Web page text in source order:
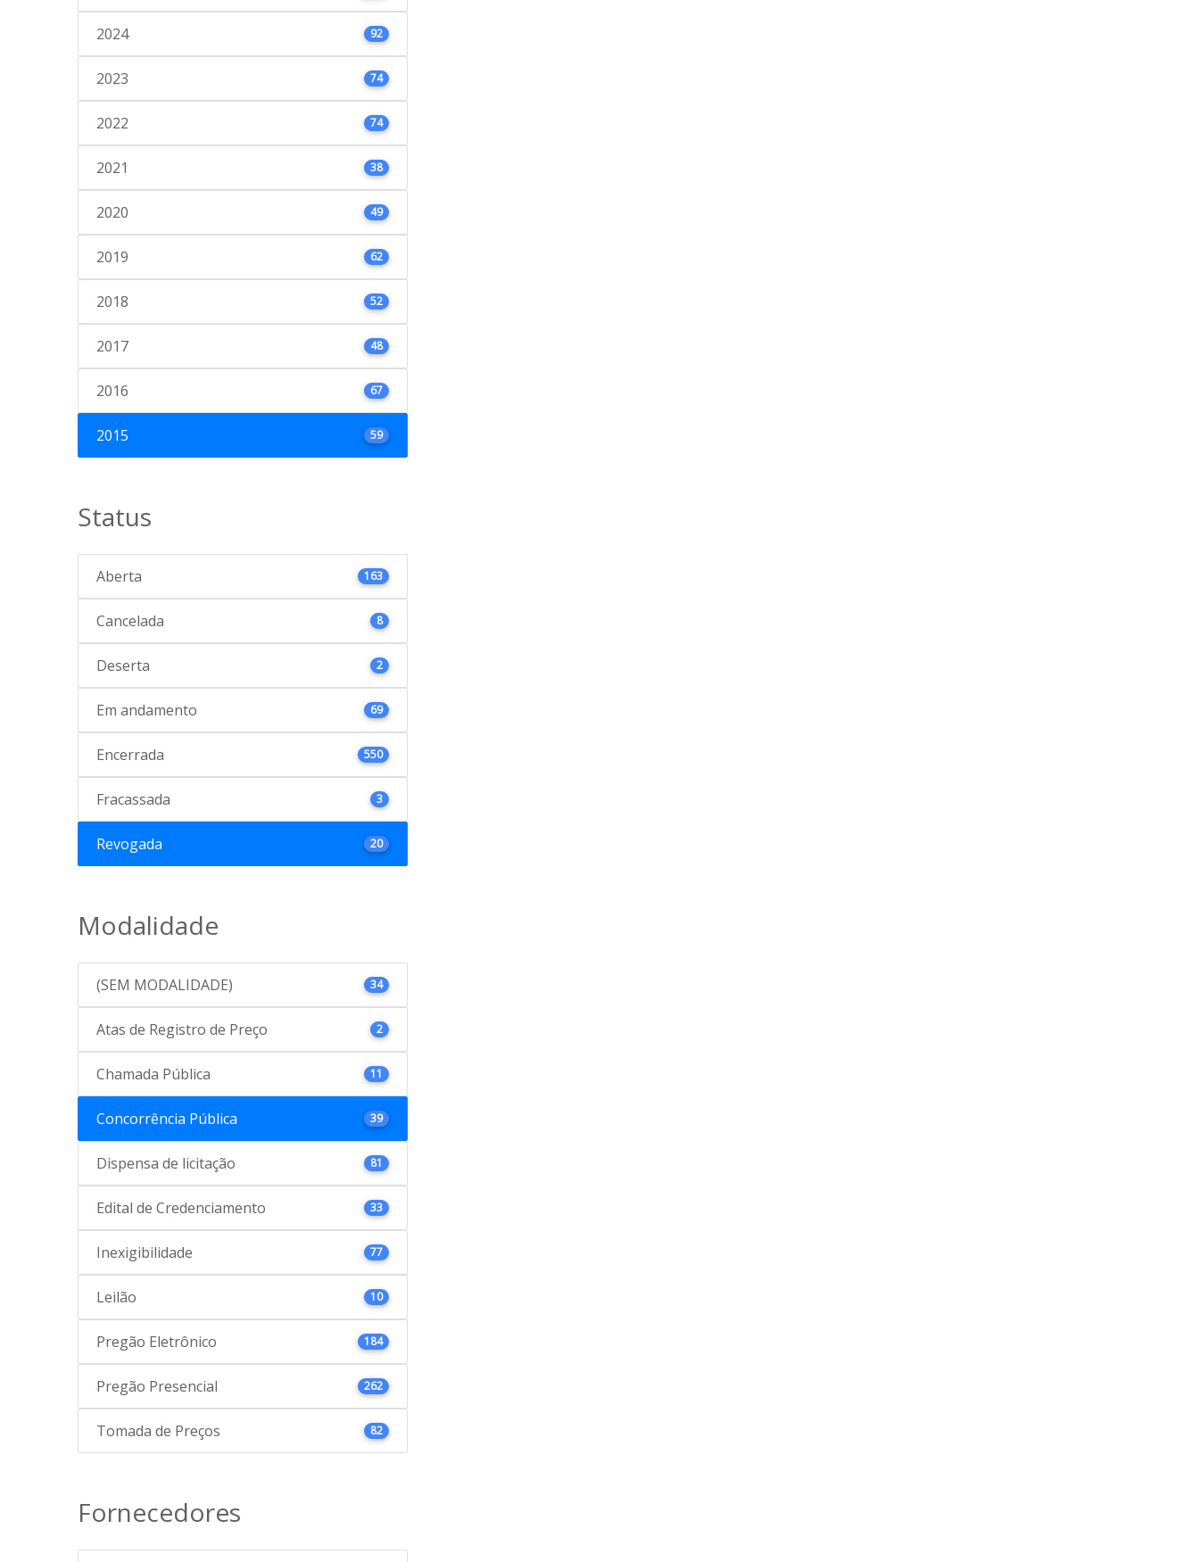
2024 92
2023 74
2022 74
2021 38
2020 49
2019 62
2018 52
2017 48
2016 67
2015 59
Status
Aberta 163
Cancelada 8
Deserta 2
Em andamento 69
Encerrada 550
Fracassada 3
Revogada 20
Modalidade
(SEM MODALIDADE) 34
Atas de Registro de Preço 2
Chamada Pública 11
Concorrência Pública 39
Dispensa de licitação 81
Edital de Credenciamento 33
Inexigibilidade 77
Leilão 10
Pregão Eletrônico 184
Pregão Presencial 262
Tomada de Preços 82
Fornecedores